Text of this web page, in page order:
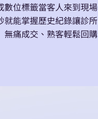
數位標籤當客人來到現場
就能掌握歷史紀錄讓診所
無痛成交、熟客輕鬆回購